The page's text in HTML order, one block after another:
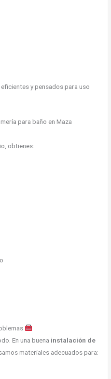
y pensados para uso
para baño en Maza
obtienes:
En una buena instalación de
materiales adecuados para: